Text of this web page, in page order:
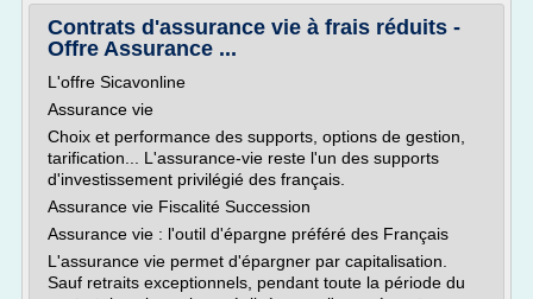
Contrats d'assurance vie à frais réduits -
Offre Assurance ...
L'offre Sicavonline
Assurance vie
Choix et performance des supports, options de gestion,
tarification... L'assurance-vie reste l'un des supports
d'investissement privilégié des français.
Assurance vie Fiscalité Succession
Assurance vie : l'outil d'épargne préféré des Français
L'assurance vie permet d'épargner par capitalisation.
Sauf retraits exceptionnels, pendant toute la période du